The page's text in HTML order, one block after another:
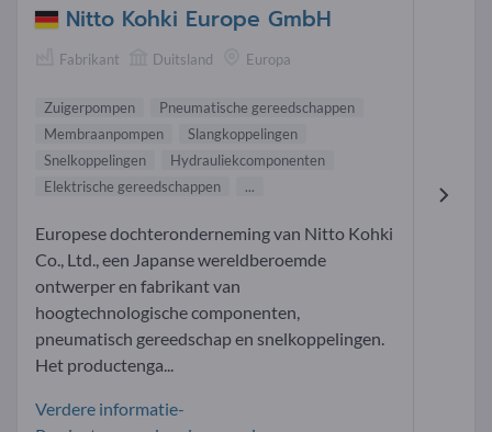
Nitto Kohki Europe GmbH
Fabrikant Duitsland Europa
Zuigerpompen
Pneumatische gereedschappen
Membraanpompen
Slangkoppelingen
Snelkoppelingen
Hydrauliekcomponenten
Elektrische gereedschappen
...
Europese dochteronderneming van Nitto Kohki
Co., Ltd., een Japanse wereldberoemde
ontwerper en fabrikant van
hoogtechnologische componenten,
pneumatisch gereedschap en snelkoppelingen.
Het productenga...
Verdere informatie-